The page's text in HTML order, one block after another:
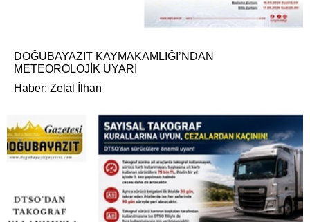
DOĞUBAYAZIT KAYMAKAMLIĞI’NDAN
METEOROLOJİK UYARI
Haber: Zelal İlhan